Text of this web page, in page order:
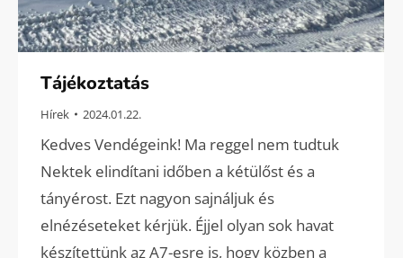
Tájékoztatás
Hírek 2024.01.22.
Kedves Vendégeink! Ma reggel nem tudtuk
Nektek elindítani időben a kétülőst és a
tányérost. Ezt nagyon sajnáljuk és
elnézéseteket kérjük. Éjjel olyan sok havat
készítettünk az A7-esre is, hogy közben a